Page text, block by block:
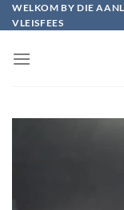
Skip
to
WELKOM BY DIE
VLEISFEES